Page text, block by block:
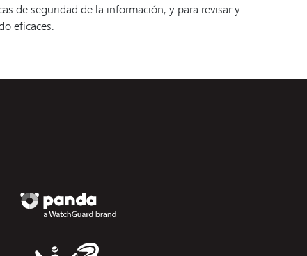
de seguridad de la información, y para revisar y
eficaces.